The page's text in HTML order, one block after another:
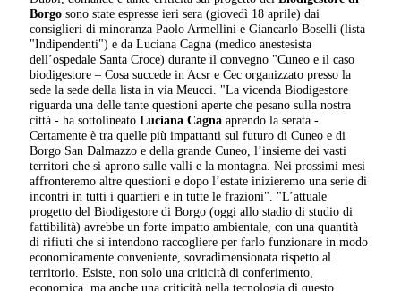
Borgo sono state espresse ieri sera (giovedì 18 aprile) dai
consiglieri di minoranza Paolo Armellini e Giancarlo Boselli (lista
"Indipendenti") e da Luciana Cagna (medico anestesista
dell’ospedale Santa Croce) durante il convegno "Cuneo e il caso
biodigestore – Cosa succede in Acsr e Cec organizzato presso la
sede la sede della lista in via Meucci. "La vicenda Biodigestore
riguarda una delle tante questioni aperte che pesano sulla nostra
città - ha sottolineatoLuciana Cagna aprendo la serata -.
Certamente è tra quelle più impattanti sul futuro di Cuneo e di
Borgo San Dalmazzo e della grande Cuneo, l’insieme dei vasti
territori che si aprono sulle valli e la montagna. Nei prossimi mesi
affronteremo altre questioni e dopo l’estate inizieremo una serie di
incontri in tutti i quartieri e in tutte le frazioni". "L’attuale
progetto del Biodigestore di Borgo (oggi allo stadio di studio di
fattibilità) avrebbe un forte impatto ambientale, con una quantità
di rifiuti che si intendono raccogliere per farlo funzionare in modo
economicamente conveniente, sovradimensionata rispetto al
territorio. Esiste, non solo una criticità di conferimento,
economica, ma anche una criticità nella tecnologia di questo